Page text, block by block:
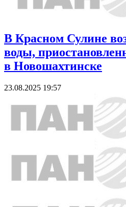
В Красном Сулине
воды,
в Новошахтинске
23.08.2025 19:57